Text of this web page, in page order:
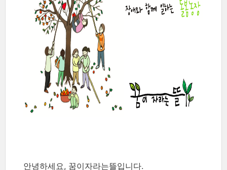
안녕하세요, 꿈이자라는뜰입니다.